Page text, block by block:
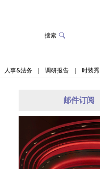
搜索
人事&法务 ｜ 调研报告 ｜ 时装秀
邮件订阅